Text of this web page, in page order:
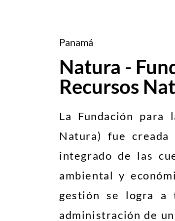
Panamá
Natura -
Recursos
La Fundación para
Natura) fue
integrado de las
ambiental y
gestión se logra a
administración de